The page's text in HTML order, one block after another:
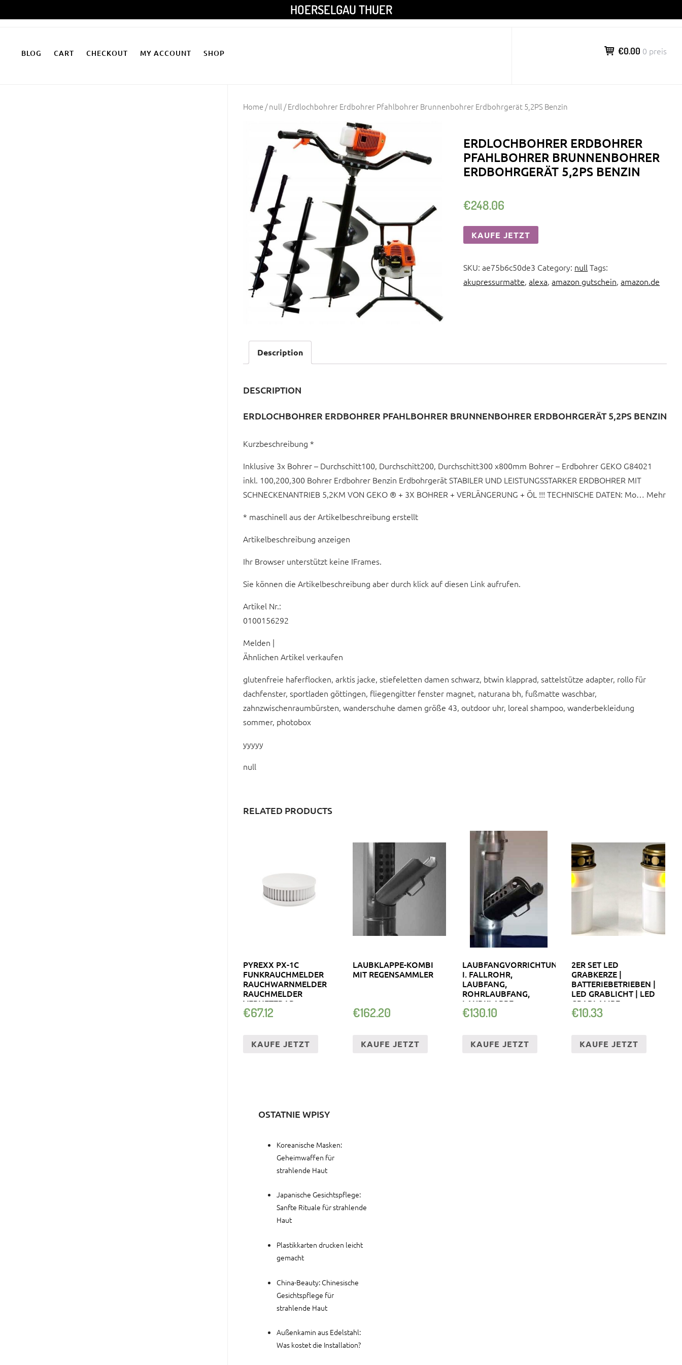
Inhalt
HOERSELGAU THUER
BLOG CART CHECKOUT MY ACCOUNT SHOP €0.00 0 preis
Home/null / Erdlochbohrer Erdbohrer Pfahlbohrer Brunnenbohrer Erdbohrgerät 5,2PS Benzin
ERDLOCHBOHRER ERDBOHRER
PFAHLBOHRER BRUNNENBOHRER
ERDBOHRGERÄT 5,2PS BENZIN
€248.06
KAUFE JETZT
SKU:ae75b6c50de3 Category: nullTags:
akupressurmatte,alexa,amazon gutschein,amazon.de
Description
DESCRIPTION
ERDLOCHBOHRER ERDBOHRER PFAHLBOHRER BRUNNENBOHRER ERDBOHRGERÄT 5,2PS BENZIN
Kurzbeschreibung *
Inklusive 3x Bohrer – Durchschitt100, Durchschitt200, Durchschitt300 x800mm Bohrer – Erdbohrer GEKO G84021
inkl. 100,200,300 Bohrer Erdbohrer Benzin Erdbohrgerät STABILER UND LEISTUNGSSTARKER ERDBOHRER MIT
SCHNECKENANTRIEB 5,2KM VON GEKO ® + 3X BOHRER + VERLÄNGERUNG + ÖL !!! TECHNISCHE DATEN: Mo… Mehr
* maschinell aus der Artikelbeschreibung erstellt
Artikelbeschreibung anzeigen
Ihr Browser unterstützt keine IFrames.
Sie können die Artikelbeschreibung aber durch klick auf diesen Link aufrufen.
Artikel Nr.:
0100156292
Melden |
Ähnlichen Artikel verkaufen
glutenfreie haferflocken, arktis jacke, stiefeletten damen schwarz, btwin klapprad, sattelstütze adapter, rollo für
dachfenster, sportladen göttingen, fliegengitter fenster magnet, naturana bh, fußmatte waschbar,
zahnzwischenraumbürsten, wanderschuhe damen größe 43, outdoor uhr, loreal shampoo, wanderbekleidung
sommer, photobox
yyyyy
null
RELATED PRODUCTS
PYREXX PX-1C
FUNKRAUCHMELDER
RAUCHWARNMELDER
RAUCHMELDER
VERNETZBAR
€67.12
KAUFE JETZT
LAUBKLAPPE-KOMBI
MIT REGENSAMMLER
€162.20
KAUFE JETZT
LAUBFANGVORRICHTUNG
I. FALLROHR,
LAUBFANG,
ROHRLAUBFANG,
LAUBKLAPPE
€130.10
KAUFE JETZT
2ER SET LED
GRABKERZE |
BATTERIEBETRIEBEN |
LED GRABLICHT | LED
GRABLAMPE
€10.33
KAUFE JETZT
OSTATNIE WPISY
Koreanische Masken:
Geheimwaffen für
strahlende Haut
Japanische Gesichtspflege:
Sanfte Rituale für strahlende
Haut
Plastikkarten drucken leicht
gemacht
China-Beauty: Chinesische
Gesichtspflege für
strahlende Haut
Außenkamin aus Edelstahl:
Was kostet die Installation?